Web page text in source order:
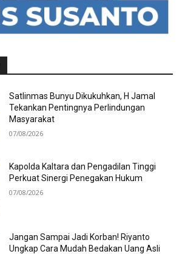
Satlinmas Bunyu Dikukuhkan, H Jamal
Tekankan Pentingnya Perlindungan
Masyarakat
07/08/2026
Kapolda Kaltara dan Pengadilan Tinggi
Perkuat Sinergi Penegakan Hukum
07/08/2026
Jangan Sampai Jadi Korban! Riyanto
Ungkap Cara Mudah Bedakan Uang Asli